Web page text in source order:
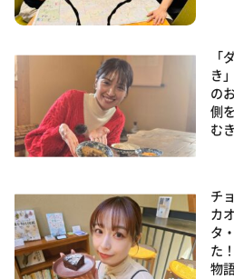
「
き
の
側
む
チ
カ
タ
た
物